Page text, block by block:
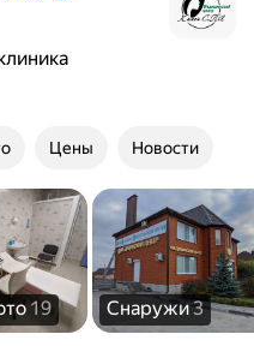
Цены Новости
19 Снаружи3